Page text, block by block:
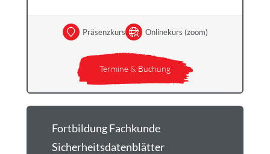
Termine & Buchung
Präsenzkurs Onlinekurs (zoom)
Fortbildung Fachkunde
Sicherheitsdatenblätter